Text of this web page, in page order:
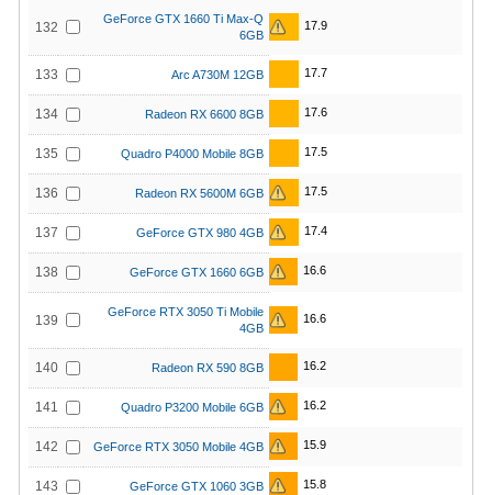
132
GeForce GTX 1660 Ti Max-Q
6GB
17.9
133 Arc A730M 12GB 17.7
134 Radeon RX 6600 8GB 17.6
135 Quadro P4000 Mobile 8GB 17.5
136 Radeon RX 5600M 6GB 17.5
137 GeForce GTX 980 4GB 17.4
138 GeForce GTX 1660 6GB 16.6
139
GeForce RTX 3050 Ti Mobile
4GB
16.6
140 Radeon RX 590 8GB 16.2
141 Quadro P3200 Mobile 6GB 16.2
142 GeForce RTX 3050 Mobile 4GB 15.9
143 GeForce GTX 1060 3GB 15.8